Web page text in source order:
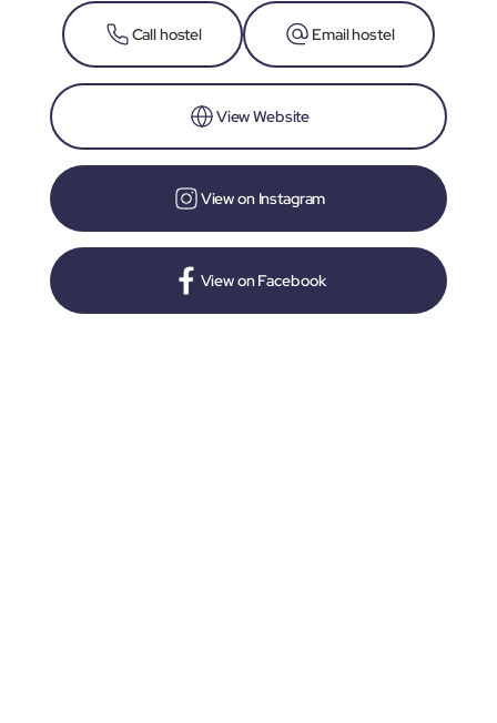
Call hostel Email hostel
View Website
View on Instagram
View on Facebook